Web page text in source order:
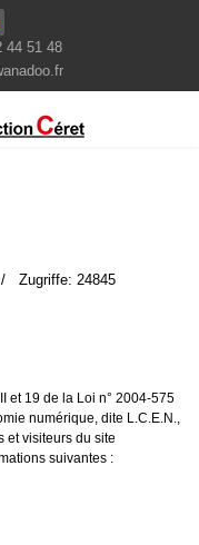
44 51 48
Zugriffe: 24845
et 19 de la Loi n° 2004-575
numérique, dite L.C.E.N.,
et visiteurs du site
suivantes :